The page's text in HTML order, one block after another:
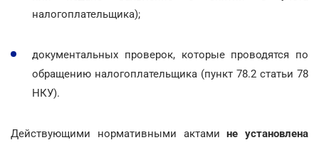
налогоплательщика);
документальных проверок, которые проводятся по
обращению налогоплательщика (пункт 78.2 статьи 78
НКУ).
Действующими нормативными актамине установлена